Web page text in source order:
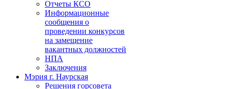
Отчеты КСО
Информационные
сообщения о
проведении конкурсов
на замещение
вакантных должностей
НПА
Заключения
Мэрия г. Наурская
Решения горсовета